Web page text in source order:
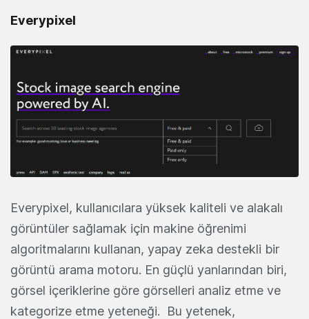
Everypixel
Everypixel, kullanıcılara yüksek kaliteli ve alakalı
görüntüler sağlamak için makine öğrenimi
algoritmalarını kullanan, yapay zeka destekli bir
görüntü arama motoru. En güçlü yanlarından biri,
görsel içeriklerine göre görselleri analiz etme ve
kategorize etme yeteneği. Bu yetenek,